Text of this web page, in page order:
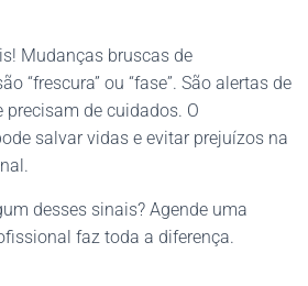
Mudanças bruscas de
“frescura” ou “fase”. São alertas de
precisam de cuidados. O
salvar vidas e evitar prejuízos na
desses sinais? Agende uma
faz toda a diferença.